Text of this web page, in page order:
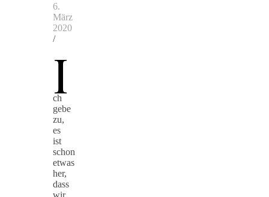
6.
März
2020
/
I
ch
gebe
zu,
es
ist
schon
etwas
her,
dass
wir